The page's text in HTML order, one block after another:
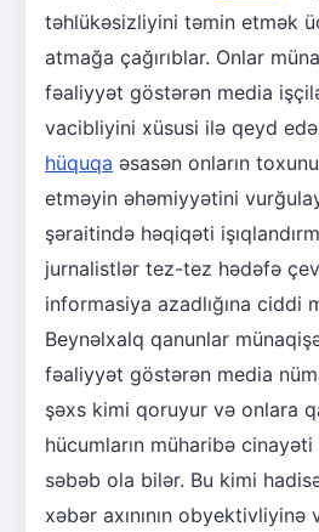
təhlükəsizliyini təmin etmək
atmağa çağırıblar. Onlar
fəaliyyət göstərən media
vacibliyini xüsusi ilə qeyd
hüquqa əsasən onların
etməyin əhəmiyyətini
şəraitində həqiqəti
jurnalistlər tez-tez hədəfə
informasiya azadlığına ciddi
Beynəlxalq qanunlar
fəaliyyət göstərən media
şəxs kimi qoruyur və onlara
hücumların müharibə
səbəb ola bilər. Bu kimi
xəbər axınının obyektivliyinə